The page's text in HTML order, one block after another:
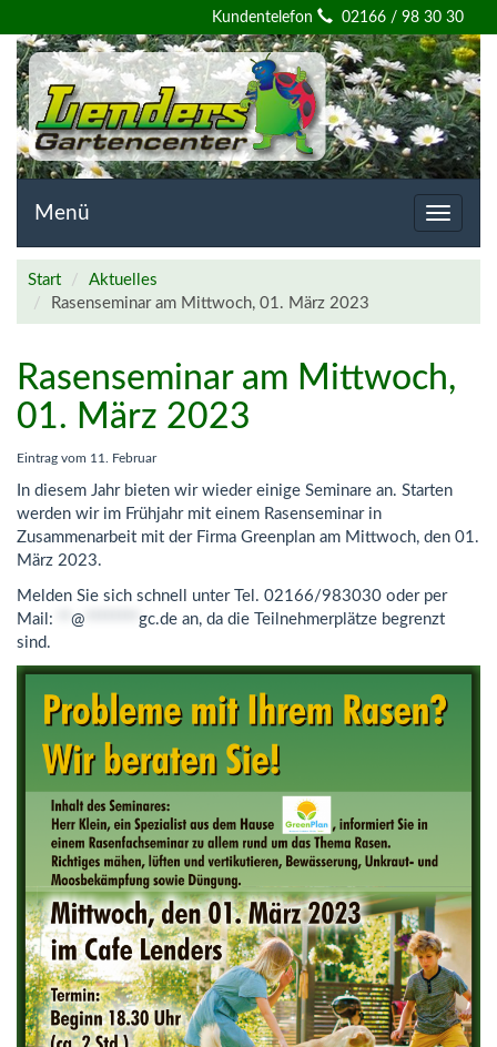
Willkommen
auf
der
Homepage
von
Lenders
Gartencenter
Kundentelefon 02166 / 98 30 30
Toggle
Menü
Start
Aktuelles
Rasenseminar am Mittwoch, 01. März 2023
Rasenseminar am Mittwoch,
01. März 2023
Eintrag vom 11. Februar
In diesem Jahr bieten wir wieder einige Seminare an. Starten
werden wir im Frühjahr mit einem Rasenseminar in
Zusammenarbeit mit der Firma Greenplan am Mittwoch, den 01.
März 2023.
Melden Sie sich schnell unter Tel. 02166/983030 oder per
Mail:
@ gc.de an, da die Teilnehmerplätze begrenzt
sind.